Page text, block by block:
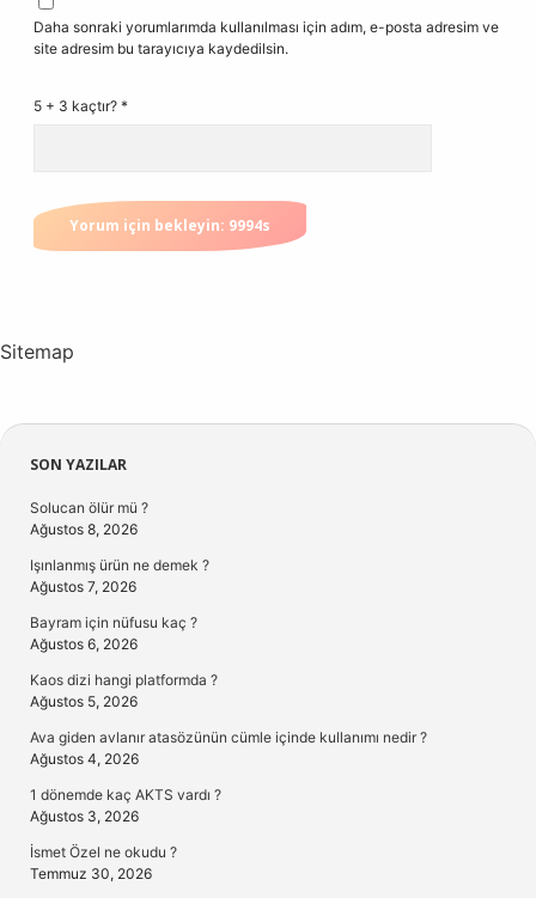
Daha sonraki yorumlarımda kullanılması için adım, e-posta adresim ve
site adresim bu tarayıcıya kaydedilsin.
5 + 3 kaçtır? *
Sitemap
Sidebar
SON YAZILAR
Solucan ölür mü ?
Ağustos 8, 2026
Işınlanmış ürün ne demek ?
Ağustos 7, 2026
Bayram için nüfusu kaç ?
Ağustos 6, 2026
Kaos dizi hangi platformda ?
Ağustos 5, 2026
Ava giden avlanır atasözünün cümle içinde kullanımı nedir ?
Ağustos 4, 2026
1 dönemde kaç AKTS vardı ?
Ağustos 3, 2026
İsmet Özel ne okudu ?
Temmuz 30, 2026